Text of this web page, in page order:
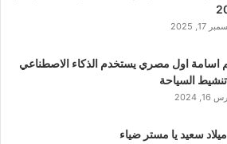
17, 2025
اسامة اول مصري يستخدم الذكاء الاصطناعي
السياحة
2024
سعيد يا مستر ضياء